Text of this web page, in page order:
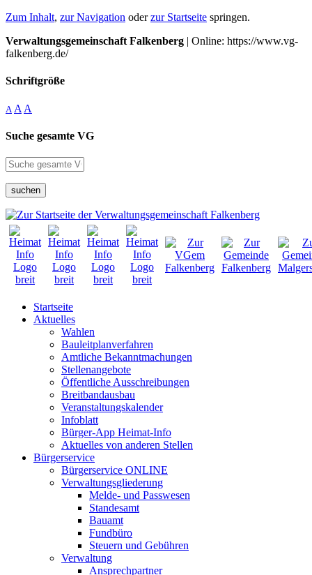
Zum Inhalt, zur Navigation oderzur Startseite springen.
Verwaltungsgemeinschaft Falkenberg | Online: https://www.vg-
falkenberg.de/
Schriftgröße
A A A
Suche gesamte VG
suchen
Startseite
Aktuelles
Wahlen
Bauleitplanverfahren
Amtliche Bekanntmachungen
Stellenangebote
Öffentliche Ausschreibungen
Breitbandausbau
Veranstaltungskalender
Infoblatt
Bürger-App Heimat-Info
Aktuelles von anderen Stellen
Bürgerservice
Bürgerservice ONLINE
Verwaltungsgliederung
Melde- und Passwesen
Standesamt
Bauamt
Fundbüro
Steuern und Gebühren
Verwaltung
Ansprechpartner